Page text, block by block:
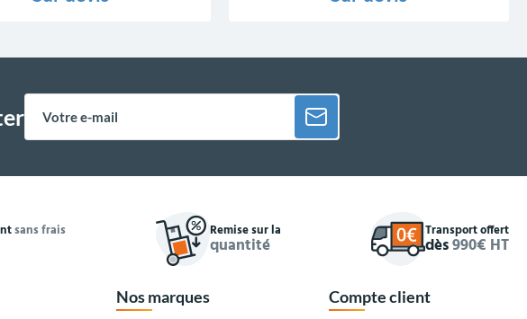
sans frais Remise sur la
quantité
Transport offert
dès990€ HT
Nos marques Compte client